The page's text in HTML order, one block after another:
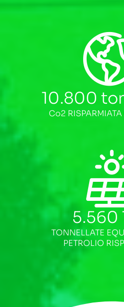
10.800
Co2
5.560
TONNELLATE
PETROLIO